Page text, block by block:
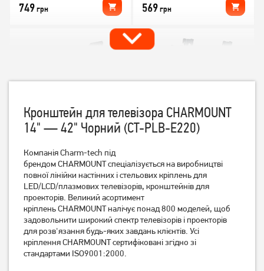
749грн 569грн
Кронштейн ITech LCD522B
439грн 379
Кронштейн для телевізора CHARMOUNT
14" — 42" Чорний (CT-PLB-Е220)
Компанія Charm-tech під
брендом CHARMOUNT спеціалізується на виробництві
повної лінійки настінних і стельових кріплень для
LED/LCD/плазмових телевізорів, кронштейнів для
проекторів. Великий асортимент
кріплень CHARMOUNT налічує понад 800 моделей, щоб
задовольнити широкий спектр телевізорів і проекторів
для розв'язання будь-яких завдань клієнтів. Усі
кріплення CHARMOUNT сертифіковані згідно зі
стандартами ISO9001:2000.